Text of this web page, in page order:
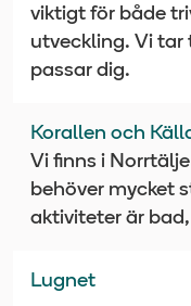
viktigt för både
utveckling. Vi
passar dig.
Korallen och
Vi finns i
behöver mycket
aktiviteter är
Lugnet